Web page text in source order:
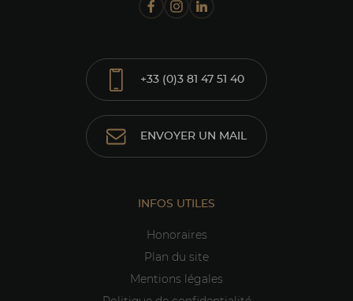
+33 (0)3 81 47 51 40
ENVOYER UN MAIL
INFOS UTILES
Honoraires
Plan du site
Mentions légales